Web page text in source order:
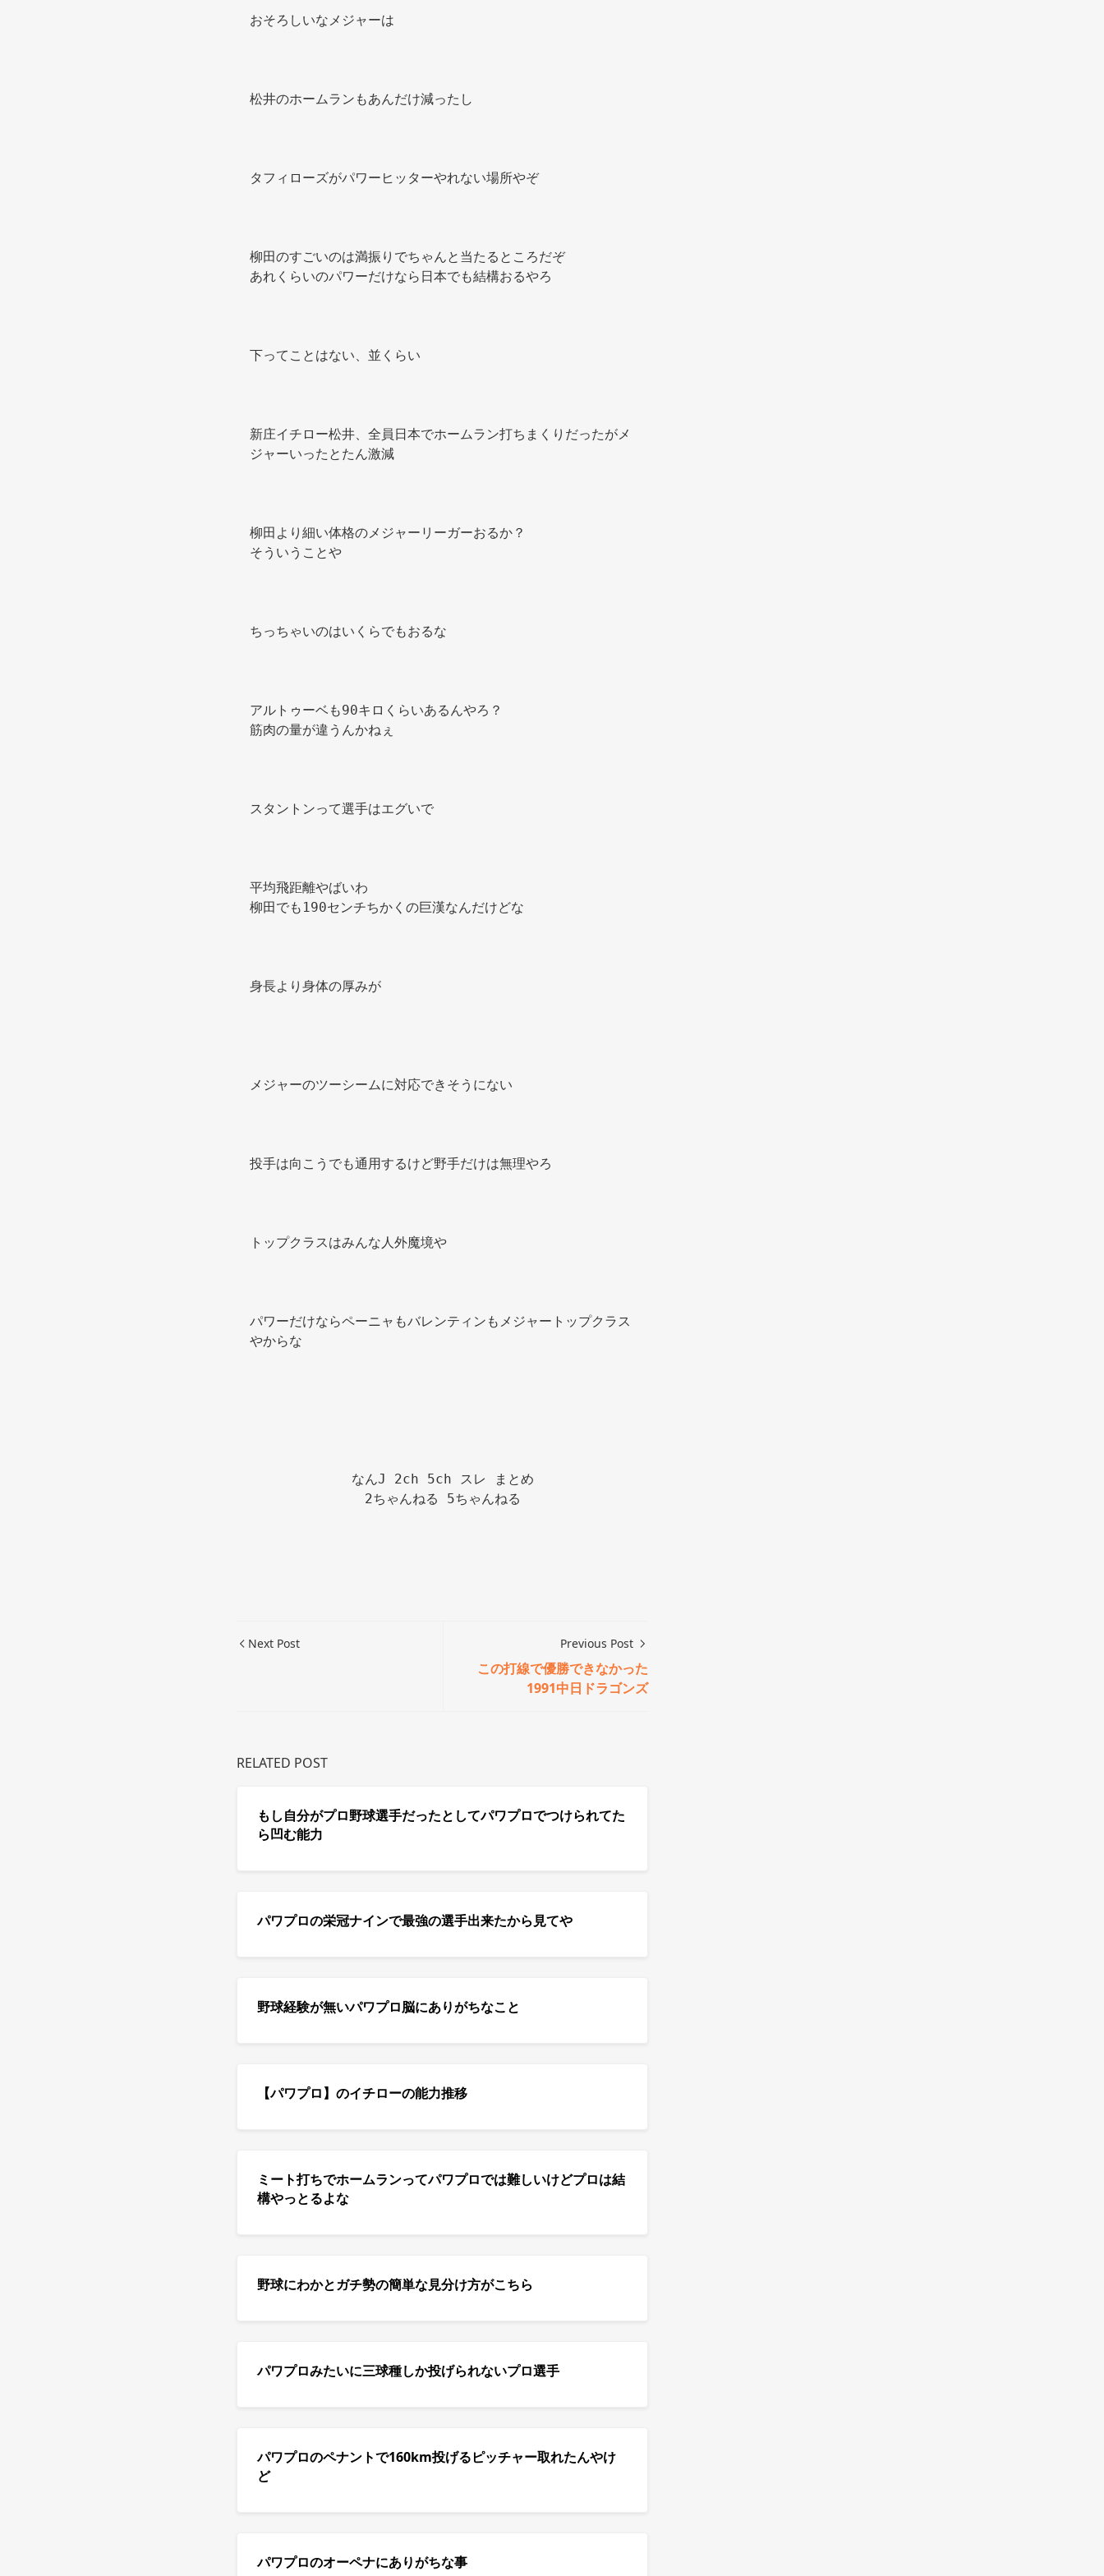
おそろしいなメジャーは
松井のホームランもあんだけ減ったし
タフィローズがパワーヒッターやれない場所やぞ
柳田のすごいのは満振りでちゃんと当たるところだぞ
あれくらいのパワーだけなら日本でも結構おるやろ
下ってことはない、並くらい
新庄イチロー松井、全員日本でホームラン打ちまくりだったがメ
ジャーいったとたん激減
柳田より細い体格のメジャーリーガーおるか？
そういうことや
ちっちゃいのはいくらでもおるな
アルトゥーベも90キロくらいあるんやろ？
筋肉の量が違うんかねぇ
スタントンって選手はエグいで
平均飛距離やばいわ
柳田でも190センチちかくの巨漢なんだけどな
身長より身体の厚みが
メジャーのツーシームに対応できそうにない
投手は向こうでも通用するけど野手だけは無理やろ
トップクラスはみんな人外魔境や
パワーだけならペーニャもバレンティンもメジャートップクラス
やからな
なんJ 2ch 5ch スレ まとめ
2ちゃんねる 5ちゃんねる
Next Post Previous Post
この打線で優勝できなかった
1991中日ドラゴンズ
RELATED POST
もし自分がプロ野球選手だったとしてパワプロでつけられてた
ら凹む能力
パワプロの栄冠ナインで最強の選手出来たから見てや
野球経験が無いパワプロ脳にありがちなこと
【パワプロ】のイチローの能力推移
ミート打ちでホームランってパワプロでは難しいけどプロは結
構やっとるよな
野球にわかとガチ勢の簡単な見分け方がこちら
パワプロみたいに三球種しか投げられないプロ選手
パワプロのペナントで160km投げるピッチャー取れたんやけ
ど
パワプロのオーペナにありがちな事